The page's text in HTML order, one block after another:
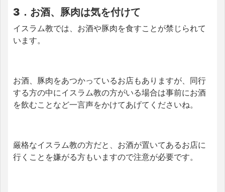
3．お酒、豚肉は気を付けて
イスラム教では、お酒や豚肉を食すことが禁じられて
います。
お酒、豚肉をあつかっているお店もありますが、同行
する方の中にイスラム教の方がいる場合は事前にお酒
を飲むことなど一言声をかけてあげてくださいね。
厳格なイスラム教の方だと、お酒が置いてあるお店に
行くことを嫌がる方もいますので注意が必要です。